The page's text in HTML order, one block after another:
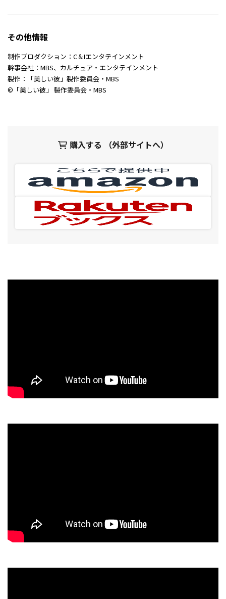
その他情報
制作プロダクション：C＆Iエンタテインメント
幹事会社：MBS、カルチュア・エンタテインメント
製作：「美しい彼」製作委員会・MBS
©「美しい彼」 製作委員会・MBS
購入する （外部サイトへ）